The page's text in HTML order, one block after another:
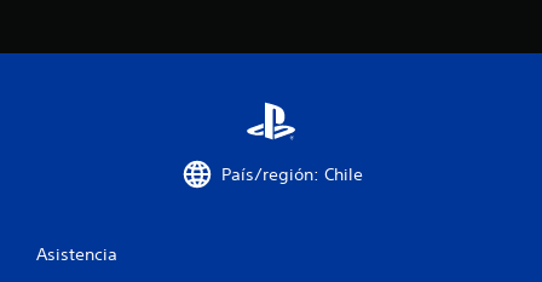
País/región: Chile
Asistencia